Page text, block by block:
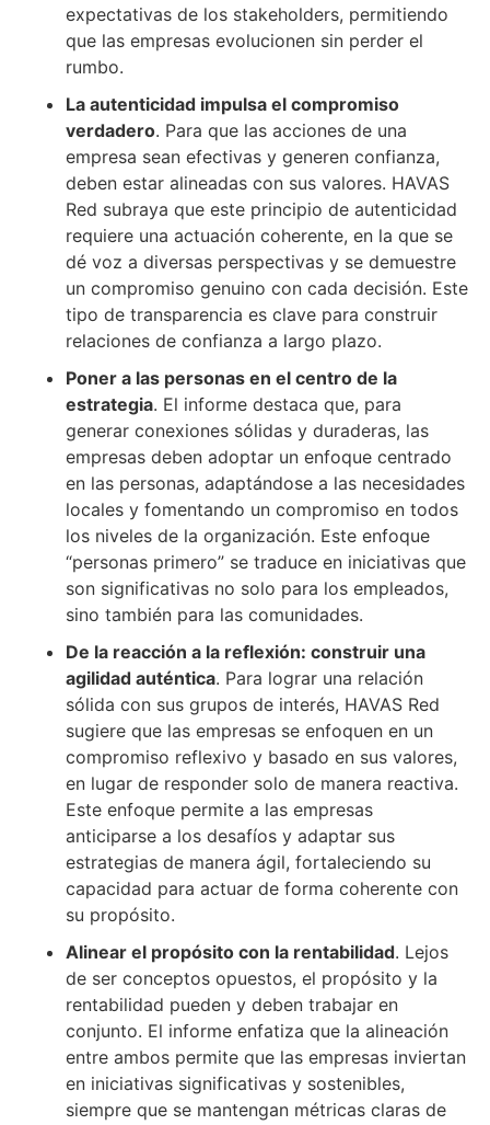
expectativas de los stakeholders, permitiendo
que las empresas evolucionen sin perder el
rumbo.
La autenticidad impulsa el compromiso
verdadero. Para que las acciones de una
empresa sean efectivas y generen confianza,
deben estar alineadas con sus valores. HAVAS
Red subraya que este principio de autenticidad
requiere una actuación coherente, en la que se
dé voz a diversas perspectivas y se demuestre
un compromiso genuino con cada decisión. Este
tipo de transparencia es clave para construir
relaciones de confianza a largo plazo.
Poner a las personas en el centro de la
estrategia. El informe destaca que, para
generar conexiones sólidas y duraderas, las
empresas deben adoptar un enfoque centrado
en las personas, adaptándose a las necesidades
locales y fomentando un compromiso en todos
los niveles de la organización. Este enfoque
“personas primero” se traduce en iniciativas que
son significativas no solo para los empleados,
sino también para las comunidades.
De la reacción a la reflexión: construir una
agilidad auténtica. Para lograr una relación
sólida con sus grupos de interés, HAVAS Red
sugiere que las empresas se enfoquen en un
compromiso reflexivo y basado en sus valores,
en lugar de responder solo de manera reactiva.
Este enfoque permite a las empresas
anticiparse a los desafíos y adaptar sus
estrategias de manera ágil, fortaleciendo su
capacidad para actuar de forma coherente con
su propósito.
Alinear el propósito con la rentabilidad. Lejos
de ser conceptos opuestos, el propósito y la
rentabilidad pueden y deben trabajar en
conjunto. El informe enfatiza que la alineación
entre ambos permite que las empresas inviertan
en iniciativas significativas y sostenibles,
siempre que se mantengan métricas claras de